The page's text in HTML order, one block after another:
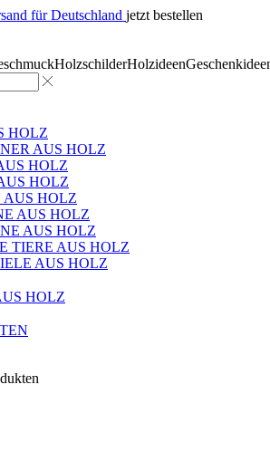
für Deutschland jetzt bestellen
HolzschilderHolzideen
HOLZ
AUS HOLZ
HOLZ
HOLZ
AUS HOLZ
AUS HOLZ
AUS HOLZ
TIERE AUS HOLZ
AUS HOLZ
HOLZ